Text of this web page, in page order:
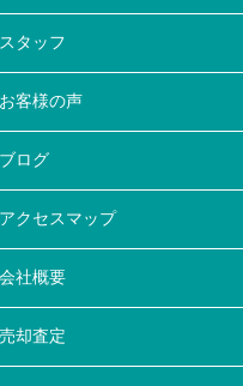
スタッフ
お客様の声
ブログ
アクセスマップ
会社概要
売却査定